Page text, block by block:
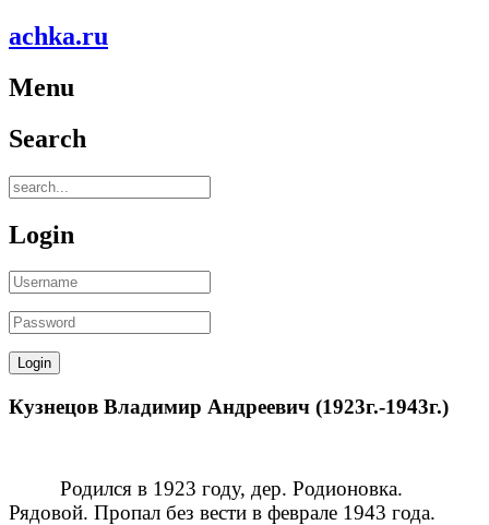
achka.ru
Menu
Search
Login
Кузнецов Владимир Андреевич (1923г.-1943г.)
Родился в 1923 году, дер. Родионовка.
Рядовой. Пропал без вести в феврале 1943 года.